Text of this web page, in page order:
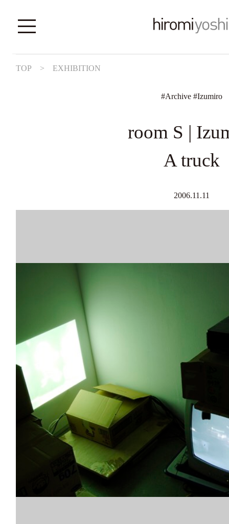
TOP > EXHIBITION
#Archive #Izumiro
room S |
A truck
2006.11.11